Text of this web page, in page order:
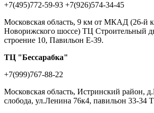
+7(495)772-59-93 +7(926)574-34-45
Московская область, 9 км от МКАД (26-й
Новорижского шоссе) ТЦ Строительный
строение 10, Павильон Е-39.
ТЦ "Бессарабка"
+7(999)767-88-22
Московская область, Истринский район,
слобода, ул.Ленина 76к4, павильон 33-34